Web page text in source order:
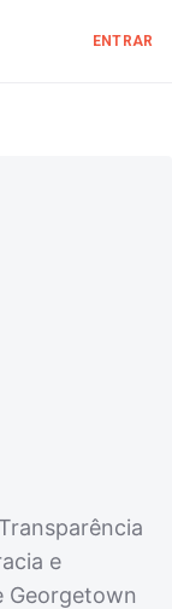
ENTRAR
e
Georgetown